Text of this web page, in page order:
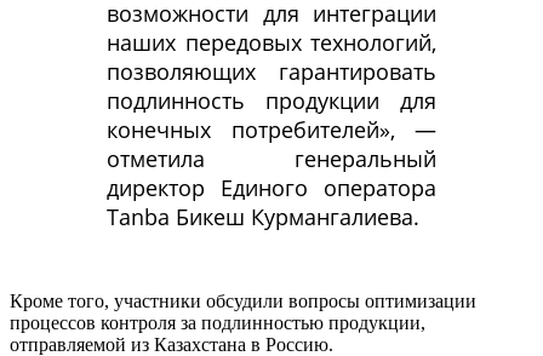
возможности для интеграции
наших передовых технологий,
позволяющих гарантировать
подлинность продукции для
конечных потребителей», —
отметила генеральный
директор Единого оператора
Tanba Бикеш Курмангалиева.
Кроме того, участники обсудили вопросы оптимизации
процессов контроля за подлинностью продукции,
отправляемой из Казахстана в Россию.